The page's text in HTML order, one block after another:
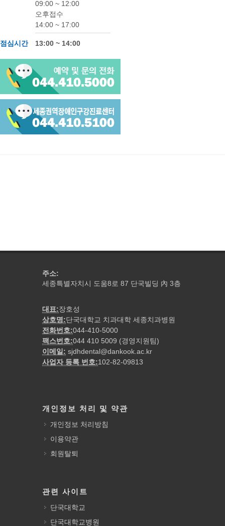
09:00 ~ 12:00
오후접수
14:00 ~ 17:00
점심시간 13:00 ~ 14:00
주소:
세종특별자치시 도움8로 87 단국빌딩 內 3층
대표:장호성
상호명:단국대학교 치과대학 세종치과병원
전화번호:044-410-5000
팩스번호:044 410 5009 (경영지원팀)
이메일: sjdhdental@dankook.ac.kr
사업자 등록 번호:102-82-09813
개인정보 처리 및 약관
개인정보 처리방침
이용약관
회원탈퇴
관련 사이트
단국대학교
단국대학교병원